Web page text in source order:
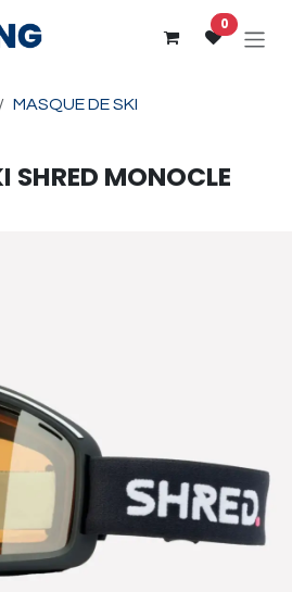
0
MASQUE DE SKI
SHRED MONOCLE